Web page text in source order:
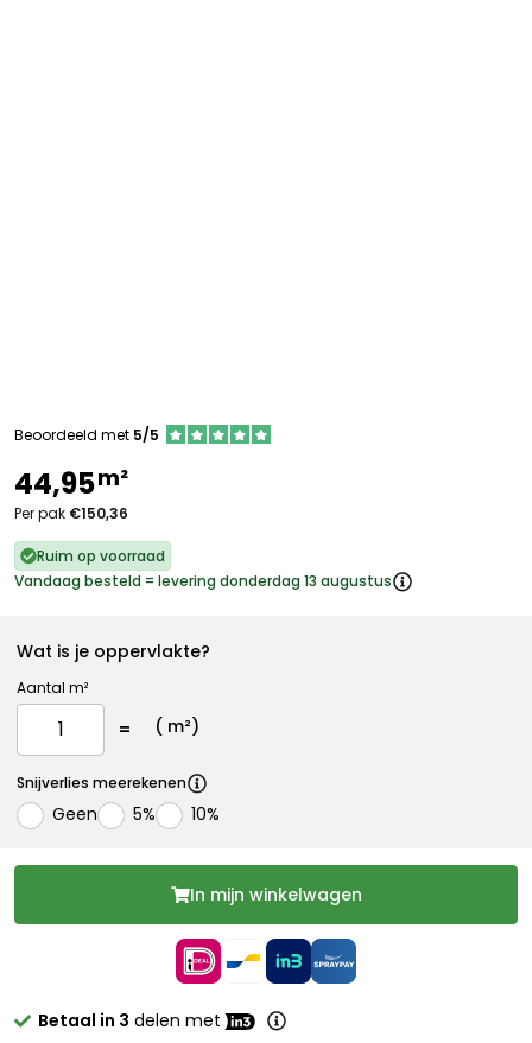
Beoordeeld met 5/5
44,95m²
Per pak €150,36
Ruim op voorraad
Vandaag besteld = levering donderdag 13 augustus
Wat is je oppervlakte?
Aantal m²
( m²)
Snijverlies meerekenen
Geen 5% 10%
In mijn winkelwagen
Betaal in 3 delen met